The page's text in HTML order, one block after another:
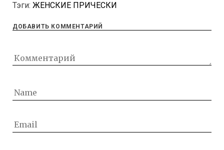
Тэги: ЖЕНСКИЕ ПРИЧЕСКИ
ДОБАВИТЬ КОММЕНТАРИЙ